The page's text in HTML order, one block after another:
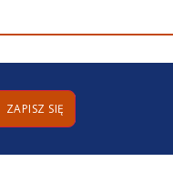
ZAPISZ SIĘ